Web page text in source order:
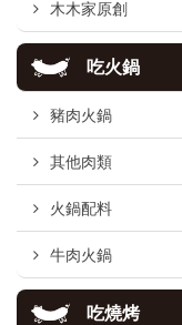
木木家原創
吃火鍋
豬肉火鍋
其他肉類
火鍋配料
牛肉火鍋
吃燒烤